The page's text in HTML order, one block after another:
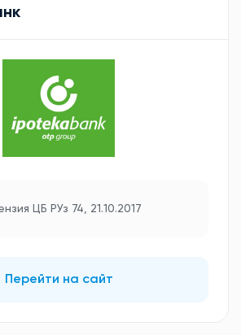
ЦБ РУз 74, 21.10.2017
Перейти на сайт